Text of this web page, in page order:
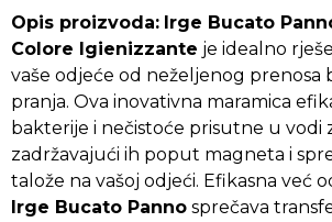
Opis proizvoda: Irge Bucato
Colore Igienizzante je idealno
vaše odjeće od neželjenog prenosa
pranja. Ova inovativna maramica
bakterije i nečistoće prisutne u vodi
zadržavajući ih poput magneta i
talože na vašoj odjeći. Efikasna već
Irge Bucato Panno sprečava